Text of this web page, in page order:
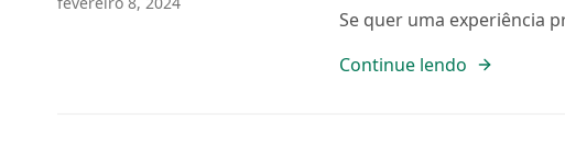
Se quer uma experiência
Continue lendo